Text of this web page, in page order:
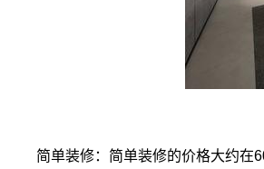
简单装修：简单装修的价格大约在